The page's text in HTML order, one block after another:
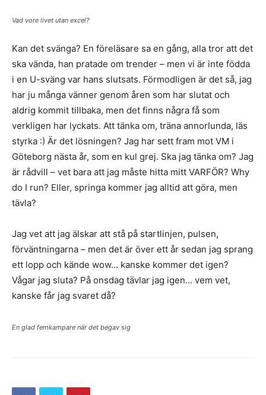
Vad vore livet utan excel?
Kan det svänga? En föreläsare sa en gång, alla tror att det
ska vända, han pratade om trender – men vi är inte födda
i en U-sväng var hans slutsats. Förmodligen är det så, jag
har ju många vänner genom åren som har slutat och
aldrig kommit tillbaka, men det finns några få som
verkligen har lyckats. Att tänka om, träna annorlunda, läs
styrka :) Är det lösningen? Jag har sett fram mot VM i
Göteborg nästa år, som en kul grej. Ska jag tänka om? Jag
är rådvill – vet bara att jag måste hitta mitt VARFÖR? Why
do I run? Eller, springa kommer jag alltid att göra, men
tävla?
Jag vet att jag älskar att stå på startlinjen, pulsen,
förväntningarna – men det är över ett år sedan jag sprang
ett lopp och kände wow… kanske kommer det igen?
Vågar jag sluta? På onsdag tävlar jag igen… vem vet,
kanske får jag svaret då?
En glad femkampare när det begav sig